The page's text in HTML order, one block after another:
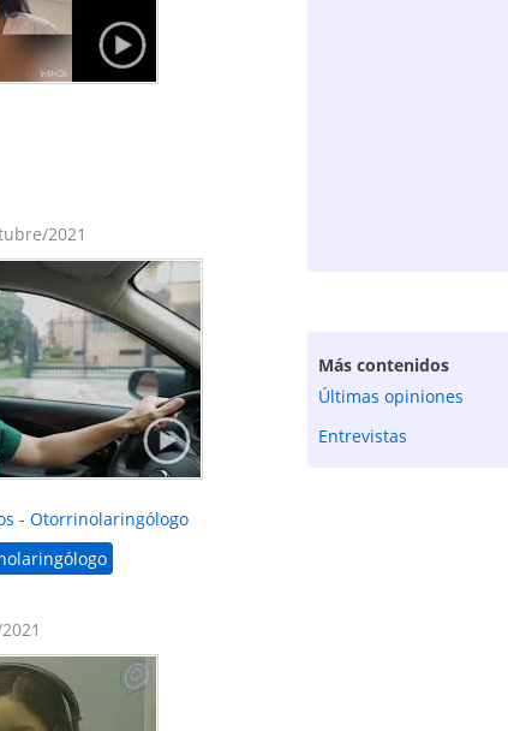
2021
- Otorrinolaringólogo
Más contenidos
Últimas opiniones
Entrevistas